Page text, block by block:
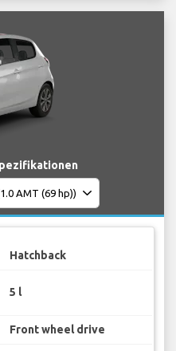
Hatchback
5 l
Front wheel drive